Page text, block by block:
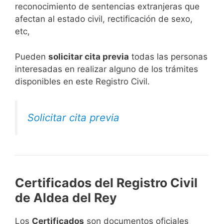
reconocimiento de sentencias extranjeras que
afectan al estado civil, rectificación de sexo,
etc,
​Pueden solicitar cita previa todas las personas
interesadas en realizar alguno de los trámites
disponibles en este Registro Civil.​
Solicitar cita previa
Certificados del Registro Civil
de Aldea del Rey
Los Certificados son documentos oficiales